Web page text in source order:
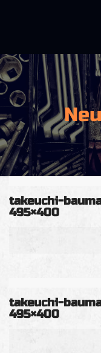
takeuchi-
495×400
takeuchi-
495×400